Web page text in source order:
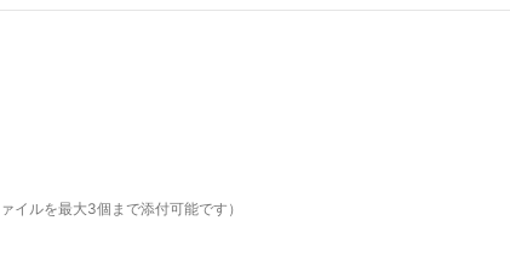
イルを最大3個まで添付可能です）